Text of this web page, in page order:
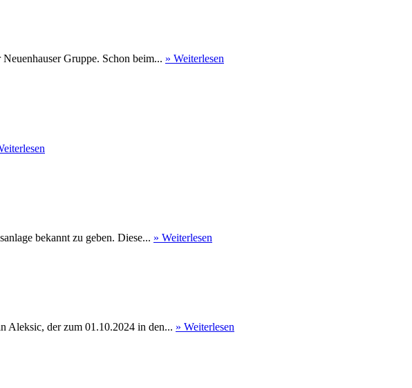
Gruppe. Schon beim... » Weiterlesen
bekannt zu geben. Diese... » Weiterlesen
Aleksic, der zum 01.10.2024 in den... » Weiterlesen